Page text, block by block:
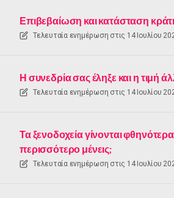
Επιβεβαίωση και κατάσταση
Τελευταία ενημέρωση στις 14 Ιουλίου
Η συνεδρία σας έληξε και η τιμή
Τελευταία ενημέρωση στις 14 Ιουλίου
Τα ξενοδοχεία γίνονται
περισσότερο μένεις;
Τελευταία ενημέρωση στις 14 Ιουλίου